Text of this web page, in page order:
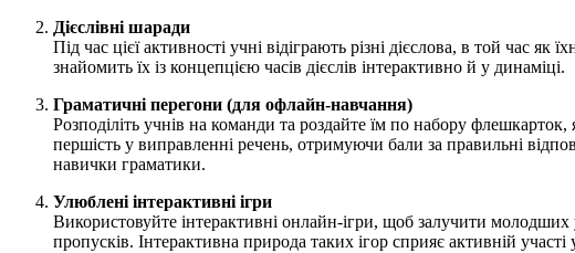
Дієслівні шаради
Під час цієї активності учні відіграють різні дієслова, в той час
знайомить їх із концепцією часів дієслів інтерактивно й у динаміці.
Граматичні перегони (для офлайн-навчання)
Розподіліть учнів на команди та роздайте їм по набору
першість у виправленні речень, отримуючи бали за правильні
навички граматики.
Улюблені інтерактивні ігри
Використовуйте інтерактивні онлайн-ігри, щоб залучити молодших
пропусків. Інтерактивна природа таких ігор сприяє активній